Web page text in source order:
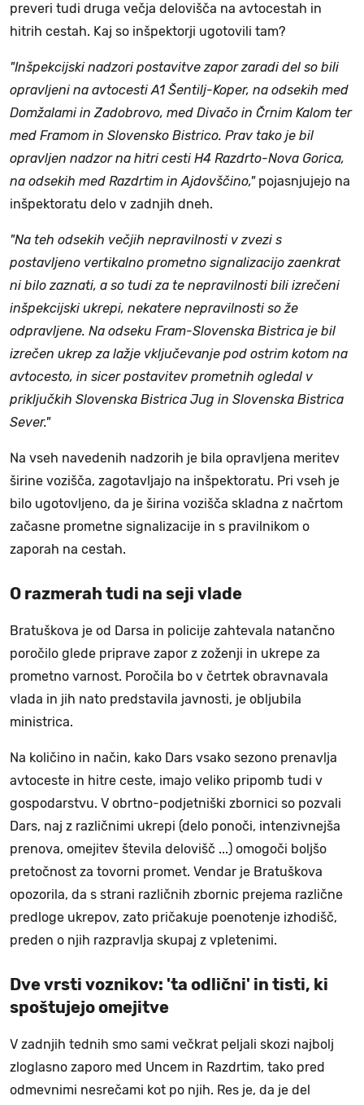
preveri tudi druga večja delovišča na avtocestah in
hitrih cestah. Kaj so inšpektorji ugotovili tam?
"Inšpekcijski nadzori postavitve zapor zaradi del so bili
opravljeni na avtocesti A1 Šentilj-Koper, na odsekih med
Domžalami in Zadobrovo, med Divačo in Črnim Kalom ter
med Framom in Slovensko Bistrico. Prav tako je bil
opravljen nadzor na hitri cesti H4 Razdrto-Nova Gorica,
na odsekih med Razdrtim in Ajdovščino,"pojasnjujejo na
inšpektoratu delo v zadnjih dneh.
"Na teh odsekih večjih nepravilnosti v zvezi s
postavljeno vertikalno prometno signalizacijo zaenkrat
ni bilo zaznati, a so tudi za te nepravilnosti bili izrečeni
inšpekcijski ukrepi, nekatere nepravilnosti so že
odpravljene. Na odseku Fram-Slovenska Bistrica je bil
izrečen ukrep za lažje vključevanje pod ostrim kotom na
avtocesto, in sicer postavitev prometnih ogledal v
priključkih Slovenska Bistrica Jug in Slovenska Bistrica
Sever."
Na vseh navedenih nadzorih je bila opravljena meritev
širine vozišča, zagotavljajo na inšpektoratu. Pri vseh je
bilo ugotovljeno, da je širina vozišča skladna z načrtom
začasne prometne signalizacije in s pravilnikom o
zaporah na cestah.
O razmerah tudi na seji vlade
Bratuškova je od Darsa in policije zahtevala natančno
poročilo glede priprave zapor z zoženji in ukrepe za
prometno varnost. Poročila bo v četrtek obravnavala
vlada in jih nato predstavila javnosti, je obljubila
ministrica.
Na količino in način, kako Dars vsako sezono prenavlja
avtoceste in hitre ceste, imajo veliko pripomb tudi v
gospodarstvu. V obrtno-podjetniški zbornici so pozvali
Dars, naj z različnimi ukrepi (delo ponoči, intenzivnejša
prenova, omejitev števila delovišč ...) omogoči boljšo
pretočnost za tovorni promet. Vendar je Bratuškova
opozorila, da s strani različnih zbornic prejema različne
predloge ukrepov, zato pričakuje poenotenje izhodišč,
preden o njih razpravlja skupaj z vpletenimi.
Dve vrsti voznikov: 'ta odlični' in tisti, ki
spoštujejo omejitve
V zadnjih tednih smo sami večkrat peljali skozi najbolj
zloglasno zaporo med Uncem in Razdrtim, tako pred
odmevnimi nesrečami kot po njih. Res je, da je del